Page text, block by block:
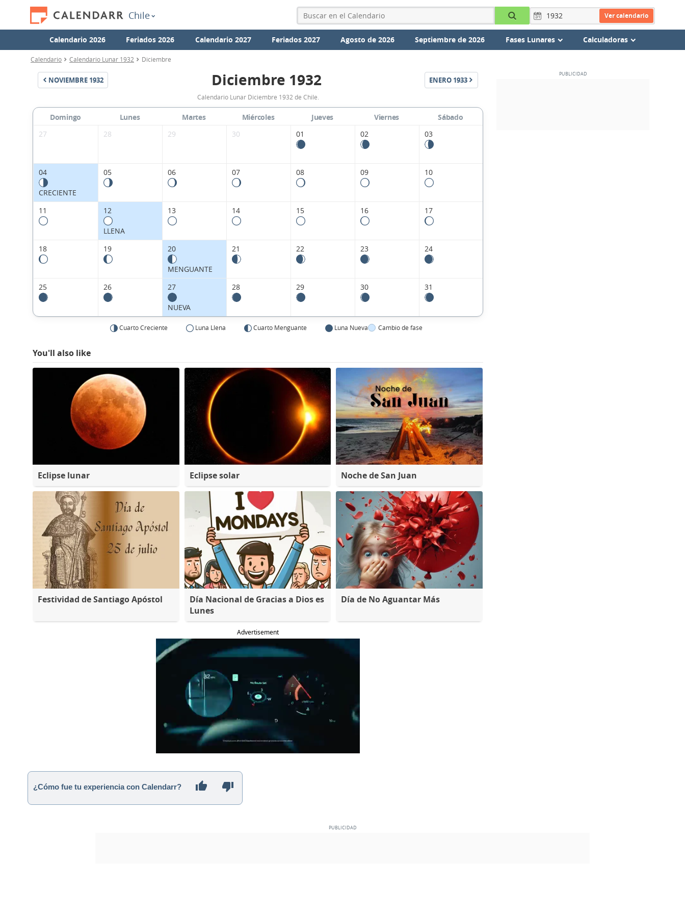
Chile Ver calendario
Calendario 2026 Feriados 2026 Calendario 2027 Feriados 2027 Agosto de 2026 Septiembre de 2026 Fases Lunares Calculadoras
Calendario Calendario Lunar 1932 Diciembre
NOVIEMBRE 1932
Calendario
Lunar
Diciembre
1932
Chile.
Diciembre 1932 ENERO 1933
Calendario Lunar Diciembre 1932 de Chile.
Domingo Lunes Martes Miércoles Jueves Viernes
Sábado
27
28 29 30 01 02 03
04
CRECIENTE
05 06 07 08 09 10
11 12
LLENA
13 14 15 16 17
18 19 20
MENGUANTE
21 22 23 24
25 26 27
NUEVA
28 29 30 31
Cuarto Creciente Luna Llena Cuarto Menguante Luna Nueva Cambio de fase
You'll also like
Eclipse lunar Eclipse solar Noche de San Juan
Festividad de Santiago Apóstol
Día Nacional de Gracias a Dios es
Lunes
Día de No Aguantar Más
Advertisement
¿Cómo fue tu experiencia con Calendarr?